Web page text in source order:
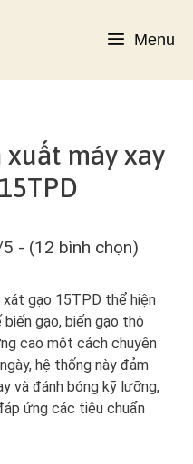
Menu
xuất máy xay
- (12 bình chọn)
xát gạo 15TPD thể hiện
gạo, biến gạo thô
cao một cách chuyên
hệ thống này đảm
và đánh bóng kỹ lưỡng,
ứng các tiêu chuẩn